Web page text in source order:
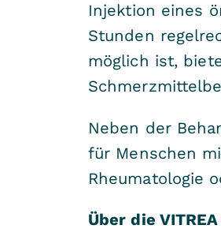
Injektion eines
Stunden
möglich ist,
Neben der
für Menschen
Rheumatologie
Über die